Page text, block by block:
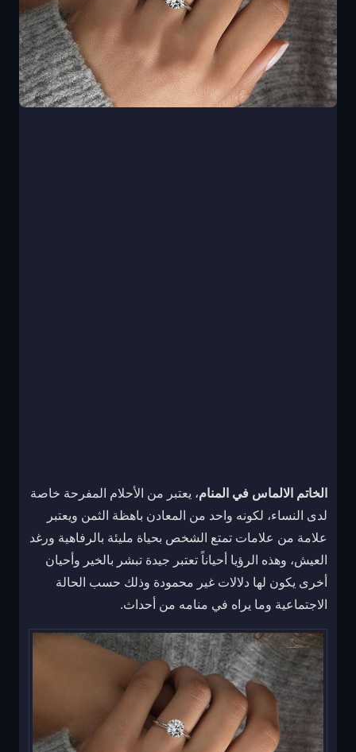
الخاتم الالماس في المنام، يعتبر من الأحلام المفرحة خاصة
لدى النساء، لكونه واحد من المعادن باهظة الثمن ويعتبر
علامة من علامات تمتع الشخص بحياة مليئة بالرفاهية ورغد
العيش، وهذه الرؤيا أحياناً تعتبر جيدة تبشر بالخير وأحيان
أخرى يكون لها دلالات غير محمودة وذلك حسب الحالة
الاجتماعية وما يراه في منامه من أحداث.